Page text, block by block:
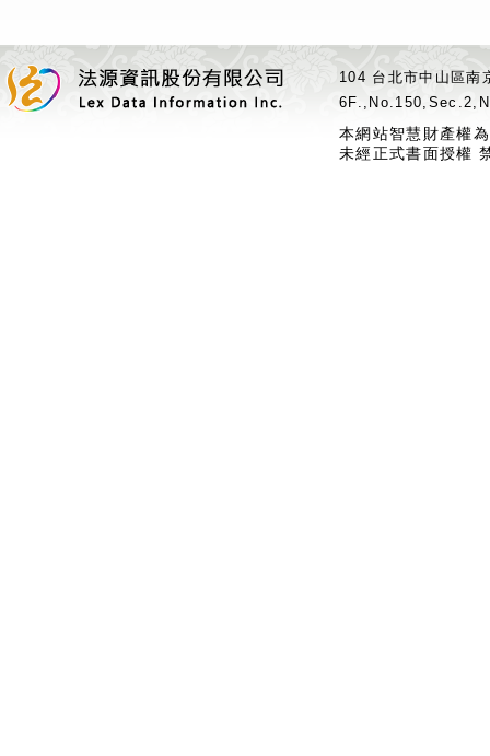
104 台北市中山區
本網站智慧財產權
未經正式書面授權